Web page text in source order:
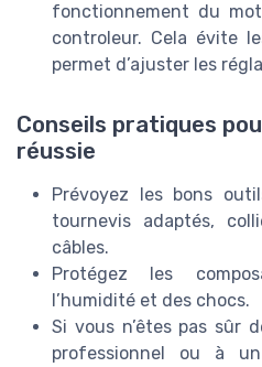
fonctionnement du
controleur. Cela évite
permet d’ajuster les
Conseils pratiques
réussie
Prévoyez les bons
tournevis adaptés,
câbles.
Protégez les
l’humidité et des chocs.
Si vous n’êtes pas sûr
professionnel ou à